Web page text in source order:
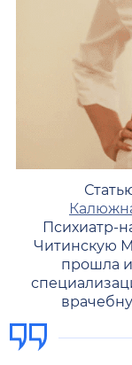
Психиатр-
Читинскую
прошла